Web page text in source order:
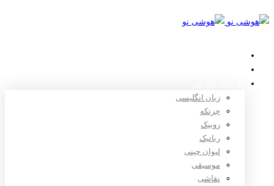
زبان انگلیسی
چرتکه
روبیک
رباتیک
لیوان چینی
موسیقی
نقاشی